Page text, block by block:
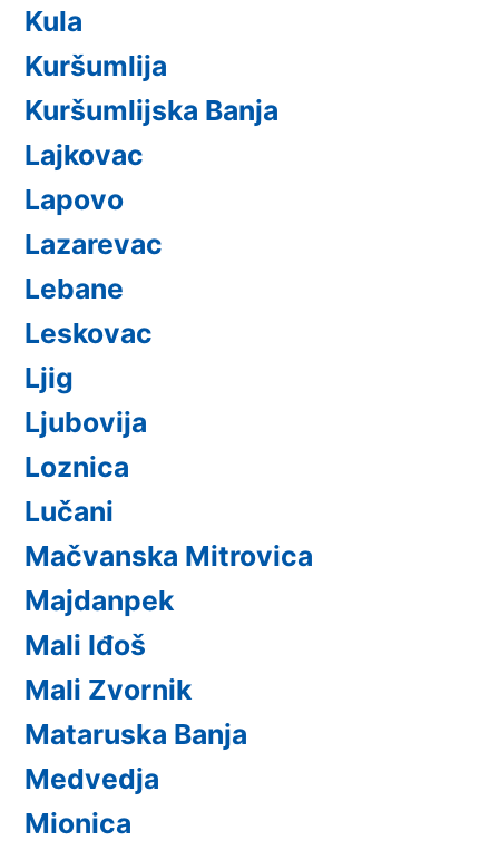
Kula
Kuršumlija
Kuršumlijska Banja
Lajkovac
Lapovo
Lazarevac
Lebane
Leskovac
Ljig
Ljubovija
Loznica
Lučani
Mačvanska Mitrovica
Majdanpek
Mali Iđoš
Mali Zvornik
Mataruska Banja
Medvedja
Mionica